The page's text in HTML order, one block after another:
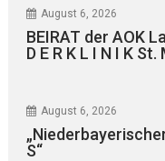
August 6, 2026
BEIRAT der AOK
D E R K L I N I K
August 6, 2026
„Niederbayerischer
S“